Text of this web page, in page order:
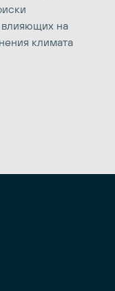
влияющих на
климата